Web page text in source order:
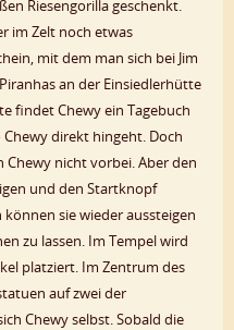
Riesengorilla geschenkt.
im Zelt noch etwas
mit dem man sich bei Jim
an der Einsiedlerhütte
findet Chewy ein Tagebuch
direkt hingeht. Doch
nicht vorbei. Aber den
und den Startknopf
sie wieder aussteigen
zu lassen. Im Tempel wird
platziert. Im Zentrum des
auf zwei der
Chewy selbst. Sobald die